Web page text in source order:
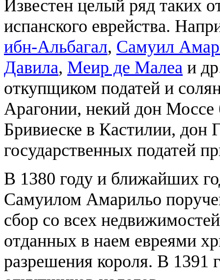
Известен целый ряд таких
испанского еврейства.
ибн-Альбагал, Самуил
Давила, Меир де Малеа и
откупщиком податей и
Арагонии, некий дон
Бривиеске в Кастилии,
государственных податей
В 1380 году и ближайших
Самуилом Амарильо
сбор со всех
отданных в наем евреями
разрешения короля. В 1391